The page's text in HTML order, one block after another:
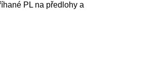
PL na předlohy a